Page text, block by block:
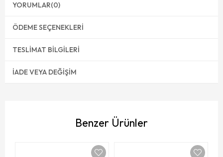
YORUMLAR(0)
ÖDEME SEÇENEKLERI
TESLIMAT BILGILERI
İADE VEYA DEĞIŞIM
Benzer Ürünler